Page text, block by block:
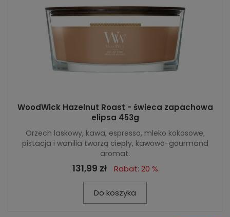
WoodWick Hazelnut Roast - świeca zapachowa
elipsa 453g
Orzech laskowy, kawa, espresso, mleko kokosowe,
pistacja i wanilia tworzą ciepły, kawowo-gourmand
aromat.
131,99 zł Rabat: 20 %
Do koszyka